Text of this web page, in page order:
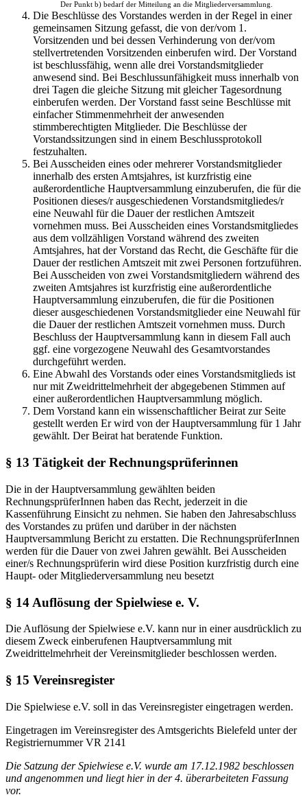
Der Punkt b) bedarf der Mitteilung an die Mitgliederversammlung.
Die Beschlüsse des Vorstandes werden in der Regel in einer
gemeinsamen Sitzung gefasst, die von der/vom 1.
Vorsitzenden und bei dessen Verhinderung von der/vom
stellvertretenden Vorsitzenden einberufen wird. Der Vorstand
ist beschlussfähig, wenn alle drei Vorstandsmitglieder
anwesend sind. Bei Beschlussunfähigkeit muss innerhalb von
drei Tagen die gleiche Sitzung mit gleicher Tagesordnung
einberufen werden. Der Vorstand fasst seine Beschlüsse mit
einfacher Stimmenmehrheit der anwesenden
stimmberechtigten Mitglieder. Die Beschlüsse der
Vorstandssitzungen sind in einem Beschlussprotokoll
festzuhalten.
Bei Ausscheiden eines oder mehrerer Vorstandsmitglieder
innerhalb des ersten Amtsjahres, ist kurzfristig eine
außerordentliche Hauptversammlung einzuberufen, die für die
Positionen dieses/r ausgeschiedenen Vorstandsmitgliedes/r
eine Neuwahl für die Dauer der restlichen Amtszeit
vornehmen muss. Bei Ausscheiden eines Vorstandsmitgliedes
aus dem vollzähligen Vorstand während des zweiten
Amtsjahres, hat der Vorstand das Recht, die Geschäfte für die
Dauer der restlichen Amtszeit mit zwei Personen fortzuführen.
Bei Ausscheiden von zwei Vorstandsmitgliedern während des
zweiten Amtsjahres ist kurzfristig eine außerordentliche
Hauptversammlung einzuberufen, die für die Positionen
dieser ausgeschiedenen Vorstandsmitglieder eine Neuwahl für
die Dauer der restlichen Amtszeit vornehmen muss. Durch
Beschluss der Hauptversammlung kann in diesem Fall auch
ggf. eine vorgezogene Neuwahl des Gesamtvorstandes
durchgeführt werden.
Eine Abwahl des Vorstands oder eines Vorstandsmitglieds ist
nur mit Zweidrittelmehrheit der abgegebenen Stimmen auf
einer außerordentlichen Hauptversammlung möglich.
Dem Vorstand kann ein wissenschaftlicher Beirat zur Seite
gestellt werden Er wird von der Hauptversammlung für 1 Jahr
gewählt. Der Beirat hat beratende Funktion.
§ 13 Tätigkeit der Rechnungsprüferinnen
Die in der Hauptversammlung gewählten beiden
RechnungsprüferInnen haben das Recht, jederzeit in die
Kassenführung Einsicht zu nehmen. Sie haben den Jahresabschluss
des Vorstandes zu prüfen und darüber in der nächsten
Hauptversammlung Bericht zu erstatten. Die RechnungsprüferInnen
werden für die Dauer von zwei Jahren gewählt. Bei Ausscheiden
einer/s Rechnungsprüferin wird diese Position kurzfristig durch eine
Haupt- oder Mitgliederversammlung neu besetzt
§ 14 Auflösung der Spielwiese e. V.
Die Auflösung der Spielwiese e.V. kann nur in einer ausdrücklich zu
diesem Zweck einberufenen Hauptversammlung mit
Zweidrittelmehrheit der Vereinsmitglieder beschlossen werden.
§ 15 Vereinsregister
Die Spielwiese e.V. soll in das Vereinsregister eingetragen werden.
Eingetragen im Vereinsregister des Amtsgerichts Bielefeld unter der
Registriernummer VR 2141
Die Satzung der Spielwiese e.V. wurde am 17.12.1982 beschlossen
und angenommen und liegt hier in der 4. überarbeiteten Fassung
vor.